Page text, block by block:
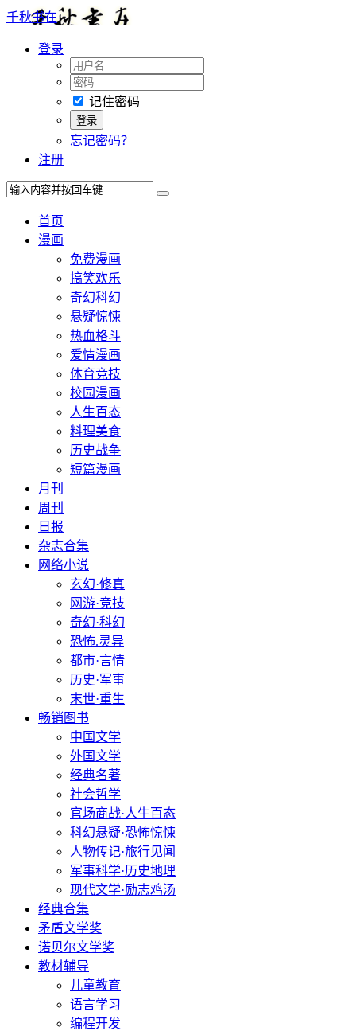
千秋书在
登录
记住密码
忘记密码？
注册
首页
漫画
免费漫画
搞笑欢乐
奇幻科幻
悬疑惊悚
热血格斗
爱情漫画
体育竞技
校园漫画
人生百态
料理美食
历史战争
短篇漫画
月刊
周刊
日报
杂志合集
网络小说
玄幻·修真
网游·竞技
奇幻·科幻
恐怖.灵异
都市·言情
历史·军事
末世·重生
畅销图书
中国文学
外国文学
经典名著
社会哲学
官场商战·人生百态
科幻悬疑·恐怖惊悚
人物传记·旅行见闻
军事科学·历史地理
现代文学·励志鸡汤
经典合集
矛盾文学奖
诺贝尔文学奖
教材辅导
儿童教育
语言学习
编程开发